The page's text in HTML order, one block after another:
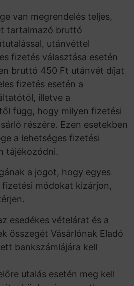
van megrendelés teljes,
tartalmazó bruttó
utánvéttel
fizetés választása esetén
bruttó 450 Ft utánvét díjat
fizetés esetén a
illetve a
függ, hogy milyen fizetési
részére. Ezen esetekben
a lehetséges fizetési
tájékozódni.
a jogot, hogy egyes
módokat kizárjon,
esedékes vételárat és a
összegét Vásárlónak Eladó
bankszámlájára kell
utalás esetén meg kell